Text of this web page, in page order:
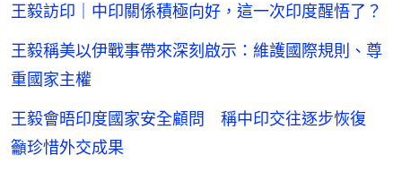
王毅訪印｜中印關係積極向好，這一次印度醒悟了？
王毅稱美以伊戰事帶來深刻啟示：維護國際規則、尊
重國家主權
王毅會晤印度國家安全顧問 稱中印交往逐步恢復
籲珍惜外交成果